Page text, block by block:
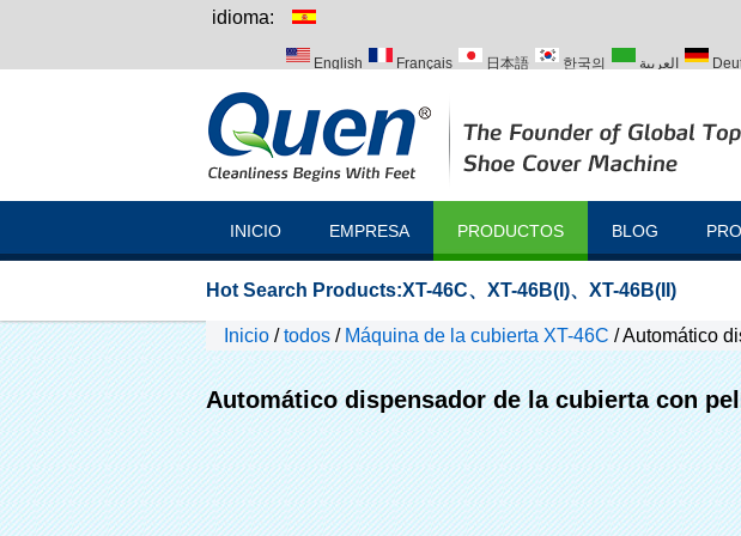
idioma:
English Français 日本語 한국의 العربية
INICIO EMPRESA PRODUCTOS BLOG
Hot Search Products:XT-46C、 XT-46B(I)、 XT-46B(II)
Inicio /todos / Máquina de la cubierta XT-46C /Automático
Automático dispensador de la cubierta con